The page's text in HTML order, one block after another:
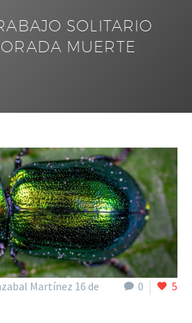
SOLITARIO
MUERTE
0 5
Martínez 16 de